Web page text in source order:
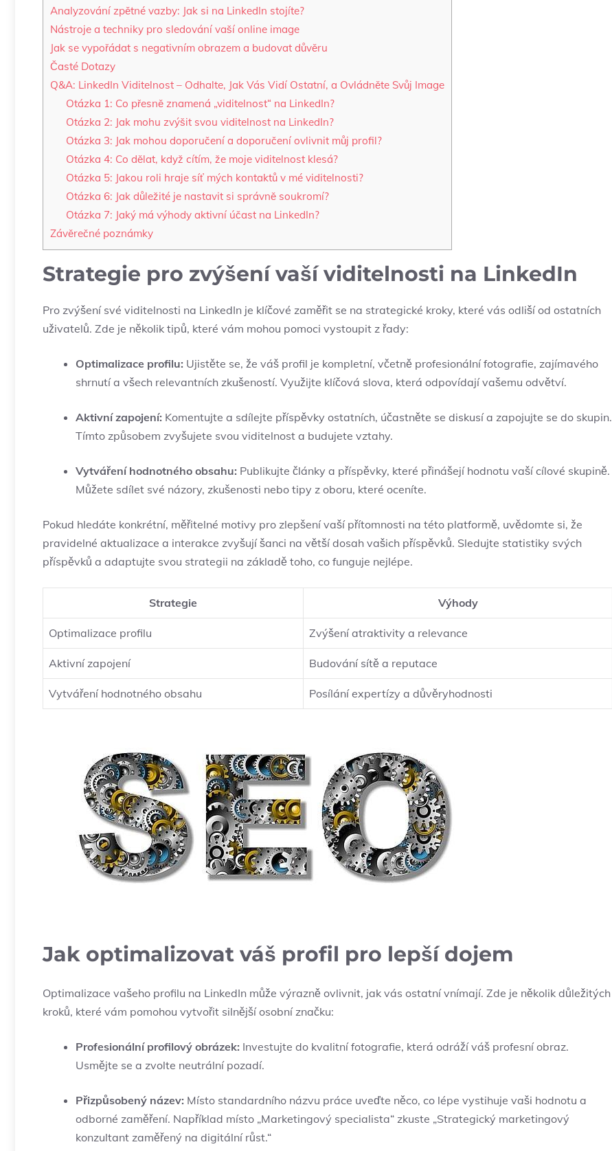
Analyzování zpětné vazby: Jak si na LinkedIn stojíte?
Nástroje a techniky pro sledování vaší online image
Jak se vypořádat s negativním obrazem a budovat důvěru
Časté Dotazy
Q&A: LinkedIn Viditelnost – Odhalte, Jak Vás Vidí Ostatní, a Ovládněte Svůj Image
Otázka 1: Co přesně znamená „viditelnost“ na LinkedIn?
Otázka 2: Jak mohu zvýšit svou viditelnost na LinkedIn?
Otázka 3: Jak mohou doporučení a doporučení ovlivnit můj profil?
Otázka 4: Co dělat, když cítím, že moje viditelnost klesá?
Otázka 5: Jakou roli hraje síť mých kontaktů v mé viditelnosti?
Otázka 6: Jak důležité je nastavit si správně soukromí?
Otázka 7: Jaký má výhody aktivní účast na LinkedIn?
Závěrečné poznámky
Strategie pro zvýšení vaší viditelnosti na LinkedIn
Pro zvýšení své viditelnosti na LinkedIn je klíčové zaměřit se na strategické kroky, které vás odliší od ostatních
uživatelů. Zde je několik tipů, které vám mohou pomoci vystoupit z řady:
Optimalizace profilu: Ujistěte se, že váš profil je kompletní, včetně profesionální fotografie, zajímavého
shrnutí a všech relevantních zkušeností. Využijte klíčová slova, která odpovídají vašemu odvětví.
Aktivní zapojení: Komentujte a sdílejte příspěvky ostatních, účastněte se diskusí a zapojujte se do skupin.
Tímto způsobem zvyšujete svou viditelnost a budujete vztahy.
Vytváření hodnotného obsahu: Publikujte články a příspěvky, které přinášejí hodnotu vaší cílové skupině.
Můžete sdílet své názory, zkušenosti nebo tipy z oboru, které oceníte.
Pokud hledáte konkrétní, měřitelné motivy pro zlepšení vaší přítomnosti na této platformě, uvědomte si, že
pravidelné aktualizace a interakce zvyšují šanci na větší dosah vašich příspěvků. Sledujte statistiky svých
příspěvků a adaptujte svou strategii na základě toho, co funguje nejlépe.
Strategie Výhody
Optimalizace profilu Zvýšení atraktivity a relevance
Aktivní zapojení Budování sítě a reputace
Vytváření hodnotného obsahu Posílání expertízy a důvěryhodnosti
Jak optimalizovat váš profil pro lepší dojem
Optimalizace vašeho profilu na LinkedIn může výrazně ovlivnit, jak vás ostatní vnímají. Zde je několik důležitých
kroků, které vám pomohou vytvořit silnější osobní značku:
Profesionální profilový obrázek: Investujte do kvalitní fotografie, která odráží váš profesní obraz.
Usmějte se a zvolte neutrální pozadí.
Přizpůsobený název: Místo standardního názvu práce uveďte něco, co lépe vystihuje vaši hodnotu a
odborné zaměření. Například místo „Marketingový specialista“ zkuste „Strategický marketingový
konzultant zaměřený na digitální růst.“